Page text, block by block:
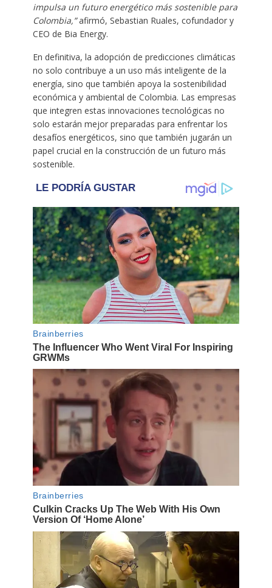
impulsa un futuro energético más sostenible para
Colombia,”afirmó, Sebastian Ruales, cofundador y
CEO de Bia Energy.
En definitiva, la adopción de predicciones climáticas
no solo contribuye a un uso más inteligente de la
energía, sino que también apoya la sostenibilidad
económica y ambiental de Colombia. Las empresas
que integren estas innovaciones tecnológicas no
solo estarán mejor preparadas para enfrentar los
desafíos energéticos, sino que también jugarán un
papel crucial en la construcción de un futuro más
sostenible.